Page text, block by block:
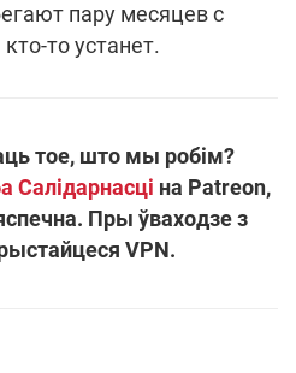
пару месяцев с
то устанет.
тое, што мы робім?
Салідарнасці на Patreon,
Пры ўваходзе з
VPN.